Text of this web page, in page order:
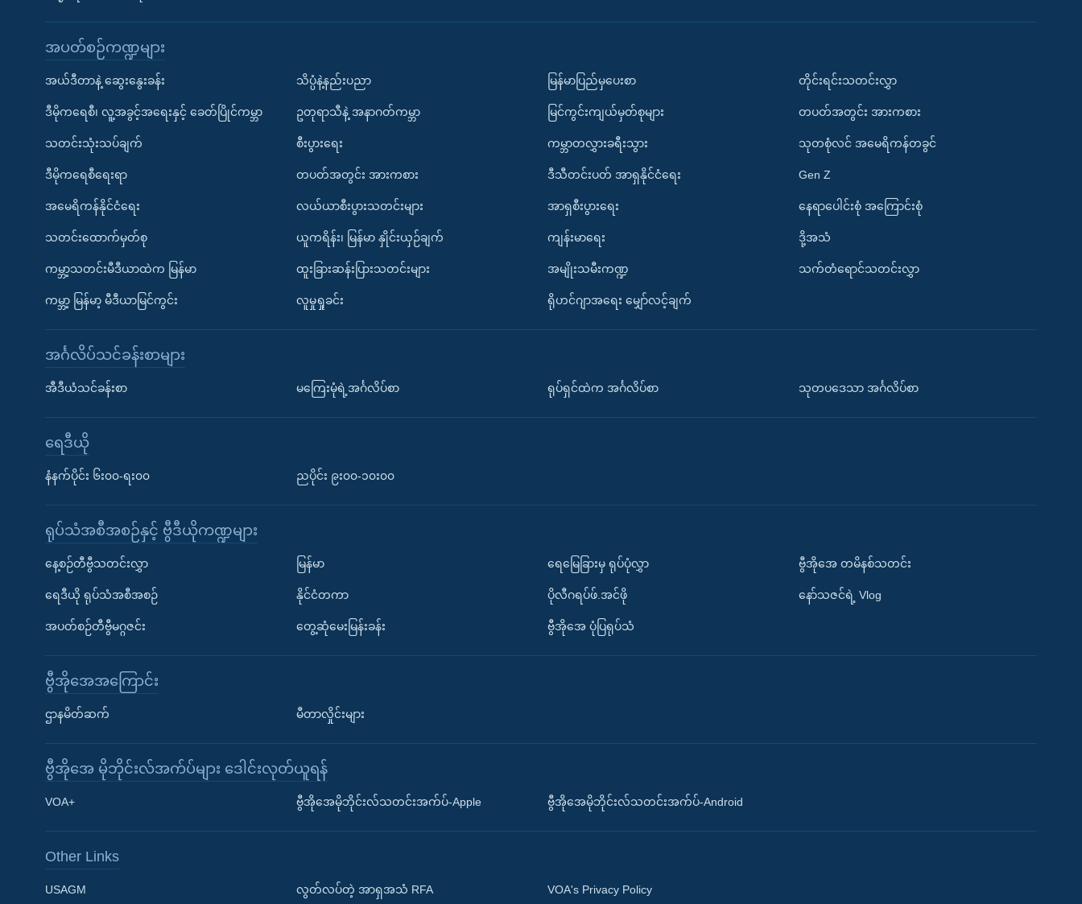
Learning English
အပတ်စဉ်ကဏ္ဍများ
အယ်ဒီတာနဲ့ ဆွေးနွေးခန်း
ဒီမိုကရေစီ၊ လူ့အခွင့်အရေးနှင့် ခေတ်ပြိုင်ကမ္ဘာ
သတင်းသုံးသပ်ချက်
ဒီမိုကရေစီရေးရာ
အမေရိကန်နိုင်ငံရေး
သတင်းထောက်မှတ်စု
ကမ္ဘာ့သတင်းမီဒီယာထဲက မြန်မာ
ကမ္ဘာ့ မြန်မာ့ မီဒီယာမြင်ကွင်း
သိပ္ပံနဲ့နည်းပညာ
ဥတုရာသီနဲ့ အနာဂတ်ကမ္ဘာ
စီးပွားရေး
တပတ်အတွင်း အားကစား
လယ်ယာစီးပွားသတင်းများ
ယူကရိန်း၊ မြန်မာ နှိုင်းယှဉ်ချက်
ထူးခြားဆန်းပြားသတင်းများ
လူမှုရှုခင်း
မြန်မာပြည်မှပေးစာ
မြင်ကွင်းကျယ်မှတ်စုများ
ကမ္ဘာတလွှားခရီးသွား
ဒီသီတင်းပတ် အာရှနိုင်ငံရေး
အာရှစီးပွားရေး
ကျန်းမာရေး
အမျိုးသမီးကဏ္ဍ
ရိုဟင်ဂျာအရေး မျှော်လင့်ချက်
တိုင်းရင်းသတင်းလွှာ
တပတ်အတွင်း အားကစား
သုတစုံလင် အမေရိကန်တခွင်
Gen Z
နေရာပေါင်းစုံ အကြောင်းစုံ
ဒို့အသံ
သက်တံရောင်သတင်းလွှာ
အင်္ဂလိပ်သင်ခန်းစာများ
အီဒီယံသင်ခန်းစာ မကြေးမုံရဲ့အင်္ဂလိပ်စာ ရုပ်ရှင်ထဲက အင်္ဂလိပ်စာ သုတပဒေသာ အင်္ဂလိပ်စာ
ရေဒီယို
နံနက်ပိုင်း ၆း၀၀-ရး၀၀ ညပိုင်း ၉း၀၀-၁၀း၀၀
ရုပ်သံအစီအစဉ်နှင့် ဗွီဒီယိုကဏ္ဍများ
နေ့စဉ်တီဗွီသတင်းလွှာ
ရေဒီယို ရုပ်သံအစီအစဉ်
အပတ်စဉ်တီဗွီမဂ္ဂဇင်း
မြန်မာ
နိုင်ငံတကာ
တွေ့ဆုံမေးမြန်းခန်း
ရေမြေခြားမှ ရုပ်ပုံလွှာ
ပိုလီဂရပ်ဖ်.အင်ဖို
ဗွီအိုအေ ပုံပြရုပ်သံ
ဗွီအိုအေ တမိနစ်သတင်း
နော်သဇင်ရဲ့ Vlog
ဗွီအိုအေအကြောင်း
ဌာနမိတ်ဆက် မီတာလှိုင်းများ
ဗွီအိုအေ မိုဘိုင်းလ်အက်ပ်များ ဒေါင်းလုတ်ယူရန်
VOA+ ဗွီအိုအေမိုဘိုင်းလ်သတင်းအက်ပ်-Apple ဗွီအိုအေမိုဘိုင်းလ်သတင်းအက်ပ်-Android
Other Links
USAGM လွတ်လပ်တဲ့ အာရှအသံ RFA VOA's Privacy Policy